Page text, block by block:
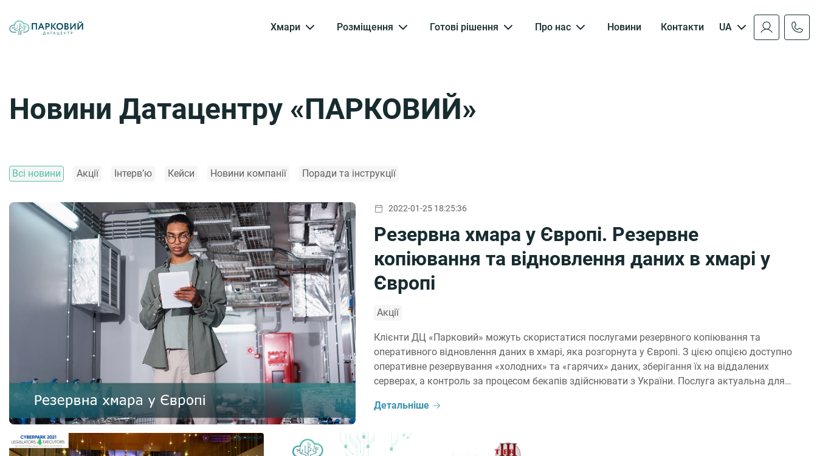
Хмари Розміщення Готові рішення Про нас Новини Контакти UA
Новини Датацентру «ПАРКОВИЙ»
Всі новини Акції Інтерв’ю Кейси Новини компанії Поради та інструкції
2022-01-25 18:25:36
Резервна хмара у Європі. Резервне
копіювання та відновлення даних в хмарі у
Європі
Акції
Клієнти ДЦ «Парковий» можуть скористатися послугами резервного копіювання та
оперативного відновлення даних в хмарі, яка розгорнута у Європі. З цією опцією доступно
оперативне резервування «холодних» та «гарячих» даних, зберігання їх на віддалених
серверах, а контроль за процесом бекапів здійснювати з України. Послуга актуальна для
сервісів […]
Детальніше